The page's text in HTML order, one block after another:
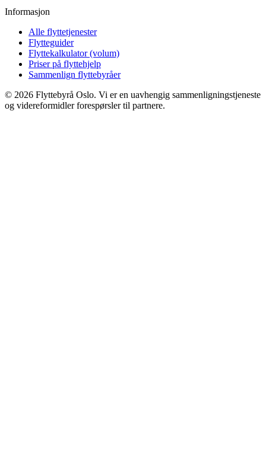
Informasjon
Alle flyttetjenester
Flytteguider
Flyttekalkulator (volum)
Priser på flyttehjelp
Sammenlign flyttebyråer
© 2026 Flyttebyrå Oslo. Vi er en uavhengig sammenligningstjeneste
og videreformidler forespørsler til partnere.